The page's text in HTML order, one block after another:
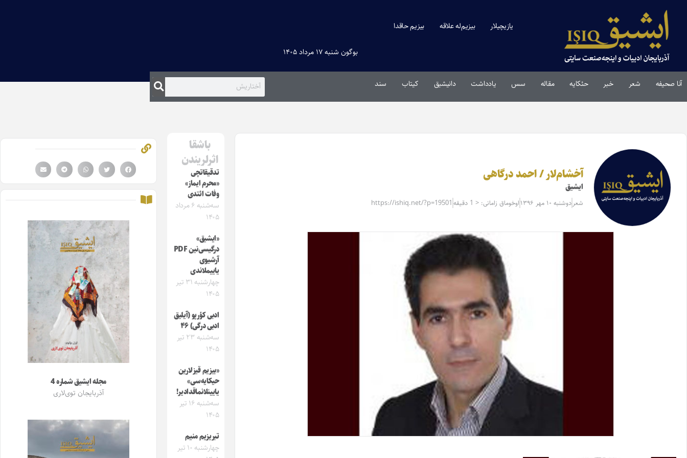
یازیچیلار بیزیم‌له علاقه بیزیم حاقدا
بوگون شنبه ۱۷ مرداد ۱۴۰۵
آنا صحیفه شعر خبر حئکایه مقاله‌ سس یادداشت دانیشیق کیتاب سند
آخشام‌لار / احمد درگاهی
ایشیق
شعر دوشنبه ۱۰ مهر ۱۳۹۶ اوخوماق زامانی: < 1 دقیقه https://ishiq.net/?p=19501
باشقا
اثرلریندن
تدقیقاتچی
«محرم ایماز»
وفات ائتدی
سه‌شنبه ۶ مرداد
۱۴۰۵
«ایشیق»
درگیسی‌نین PDF
آرشیوی
یاییملاندی
چهارشنبه ۳۱ تیر
۱۴۰۵
ادبی کؤرپو (آیلیق
ادبی درگی) ۴۶
سه‌شنبه ۲۳ تیر
۱۴۰۵
«بیزیم قیزلارین
حیکایه‌سی»
یایینلانماقدادیر!
سه‌شنبه ۱۶ تیر
۱۴۰۵
تبریزیم منیم
چهارشنبه ۱۰ تیر
مجله ایشیق شماره 4
آذربایجان توی‌لاری